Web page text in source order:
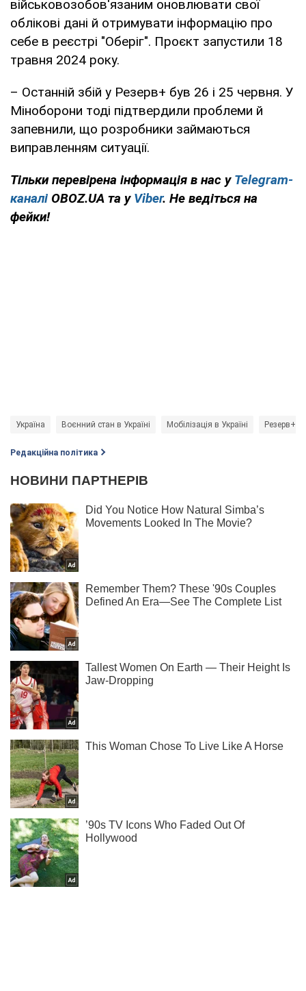
військовозобов'язаним оновлювати свої
облікові дані й отримувати інформацію про
себе в реєстрі "Оберіг". Проєкт запустили 18
травня 2024 року.
– Останній збій у Резерв+ був 26 і 25 червня. У
Міноборони тоді підтвердили проблеми й
запевнили, що розробники займаються
виправленням ситуації.
Тільки перевірена інформація в нас у Telegram-
каналі OBOZ.UA та у Viber. Не ведіться на
фейки!
Україна Воєнний стан в Україні Мобілізація в Україні Резерв+
Редакційна політика